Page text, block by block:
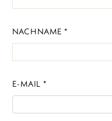
NACHNAME *
E-MAIL *